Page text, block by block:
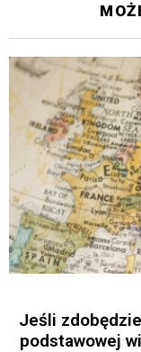
Jeśli
podstawowej